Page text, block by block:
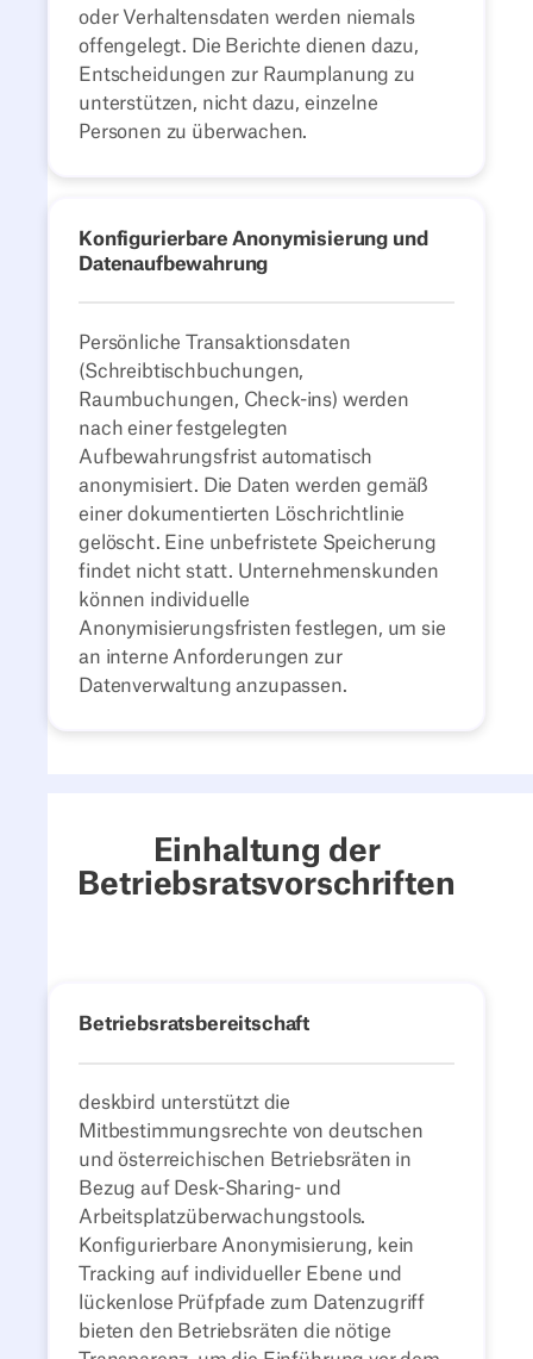
oder Verhaltensdaten werden niemals
offengelegt. Die Berichte dienen dazu,
Entscheidungen zur Raumplanung zu
unterstützen, nicht dazu, einzelne
Personen zu überwachen.
Konfigurierbare Anonymisierung und
Datenaufbewahrung
Persönliche Transaktionsdaten
(Schreibtischbuchungen,
Raumbuchungen, Check-ins) werden
nach einer festgelegten
Aufbewahrungsfrist automatisch
anonymisiert. Die Daten werden gemäß
einer dokumentierten Löschrichtlinie
gelöscht. Eine unbefristete Speicherung
findet nicht statt. Unternehmenskunden
können individuelle
Anonymisierungsfristen festlegen, um sie
an interne Anforderungen zur
Datenverwaltung anzupassen.
Einhaltung der
Betriebsratsvorschriften
Betriebsratsbereitschaft
deskbird unterstützt die
Mitbestimmungsrechte von deutschen
und österreichischen Betriebsräten in
Bezug auf Desk-Sharing- und
Arbeitsplatzüberwachungstools.
Konfigurierbare Anonymisierung, kein
Tracking auf individueller Ebene und
lückenlose Prüfpfade zum Datenzugriff
bieten den Betriebsräten die nötige